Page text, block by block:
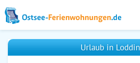
Urlaub in Loddin